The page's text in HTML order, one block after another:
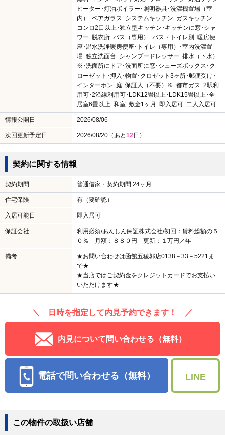
ヒーター･灯油ボイラー･照明器具･洗濯機置場（室
内）･ペアガラス･システムキッチン･ガスキッチン･
コンロ2口以上･独立型キッチン･キッチンに窓･シャ
ワー･脱衣所･バス（専用）･バス・トイレ別･暖房便
座･温水洗浄暖房便座･トイレ（専用）･室内洗濯置
場･独立洗面台･シャンプードレッサー･排水（下水）
※･洗面所にドア･洗面所に窓･シューズボックス･ク
ローゼット･押入･物置･クロゼット3ヶ所･郵便受け･
インターホン･庭･保証人（不要）※･都市ガス･2駅利
用可･2沿線利用可･LDK12畳以上･LDK15畳以上･全
居室6畳以上･和室･敷金1ヶ月･即入居可･二人入居可
情報公開日 2026/08/06
次回更新予定日 2026/08/20（あと12日）
契約に関する情報
契約期間 普通借家・契約期間 24ヶ月
住宅保険 有（要確認）
入居可能日 即入居可
保証会社
利用必須/あんしん保証株式会社/初回：賃料総額の５
０％ 月額：８８０円 更新：１万円／年
備考
★お問い合わせは函館五稜郭店0138－33－5221ま
で★
★当店ではご契約金をクレジットカードでお支払い
いただけます★
＼ 日時を指定して内見予約できます！ ／
内見について問い合わせる（無料）
電話で問い合わせる（無料） LINE
この物件の取扱い店舗